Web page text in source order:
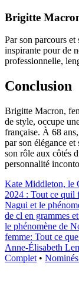
Brigitte
Par son parcours
inspirante pour de
professionnelle,
Conclusion
Brigitte Macron,
de style, occupe
française. À 68
par son élégance
son rôle aux côtés
personnalité
Kate Middleton, le
2024 : Tout ce quil
Nagui et le
de cl en grammes
le phénomène de
femme: Tout ce
Anne-Élisabeth
Complet •